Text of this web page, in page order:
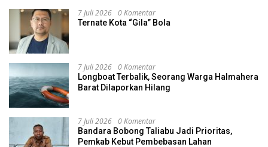
7 Juli 2026 0 Komentar
Ternate Kota “Gila” Bola
7 Juli 2026 0 Komentar
Longboat Terbalik, Seorang Warga Halmahera
Barat Dilaporkan Hilang
7 Juli 2026 0 Komentar
Bandara Bobong Taliabu Jadi Prioritas,
Pemkab Kebut Pembebasan Lahan